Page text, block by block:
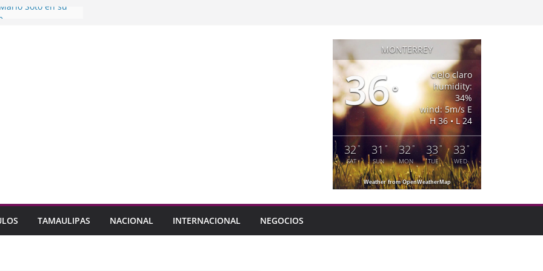
Soto en su
formar parte de
Pública
análisis sobre
en alcaldías
MONTERREY
36°
cielo claro
humidity:
34%
wind: 5m/s E
H 36 • L 24
32°
SAT
31 °
SUN
32°
MON
33 °
TUE
33 °
WED
Weather from OpenWeatherMap
TAMAULIPAS NACIONAL INTERNACIONAL NEGOCIOS